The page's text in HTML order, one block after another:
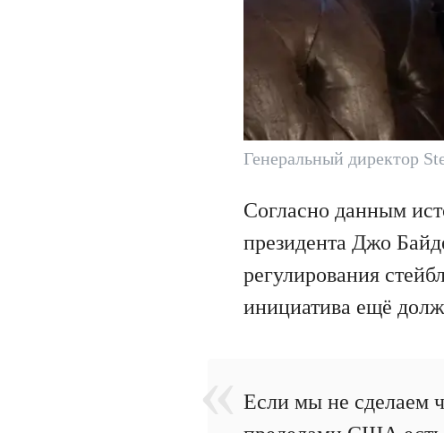
Генеральный директор
Согласно данным
президента Джо
регулирования
инициатива ещё
Если мы не сделаем